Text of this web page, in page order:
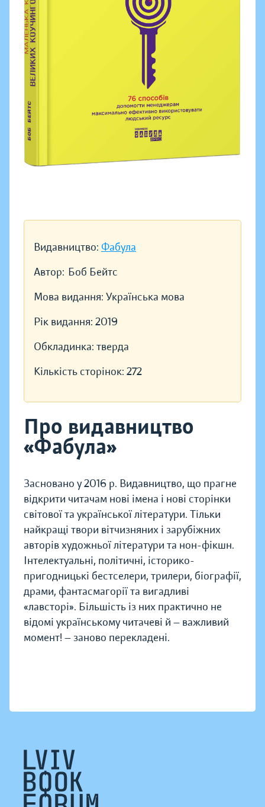
Видавництво: Фабула
Автор: Боб Бейтс
Мова видання: Українська мова
Рік видання: 2019
Обкладинка: тверда
Кількість сторінок: 272
Про видавництво
«Фабула»
Засновано у 2016 р. Видавництво, що прагне
відкрити читачам нові імена і нові сторінки
світової та української літератури. Тільки
найкращі твори вітчизняних і зарубіжних
авторів художньої літератури та нон-фікшн.
Інтелектуальні, політичні, історико-
пригодницькі бестселери, трилери, біографії,
драми, фантасмагорії та вигадливі
«лавсторі». Більшість із них практично не
відомі українському читачеві й — важливий
момент! — заново перекладені.